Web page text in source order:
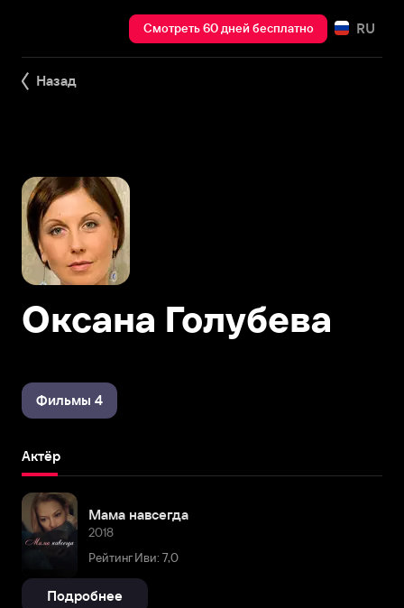
Смотреть 60 дней бесплатно RU
Назад
Оксана Голубева
Фильмы 4
Актёр
Мама навсегда
2018
Рейтинг Иви: 7,0
Подробнее